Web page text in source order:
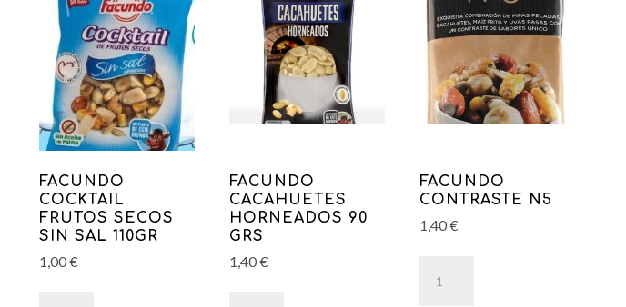
FACUNDO
COCKTAIL
FRUTOS SECOS
SIN SAL 110GR
1,00€
FACUNDO
CACAHUETES
HORNEADOS 90
GRS
1,40€
FACUNDO
CONTRASTE N5
1,40€
CONTRASTE